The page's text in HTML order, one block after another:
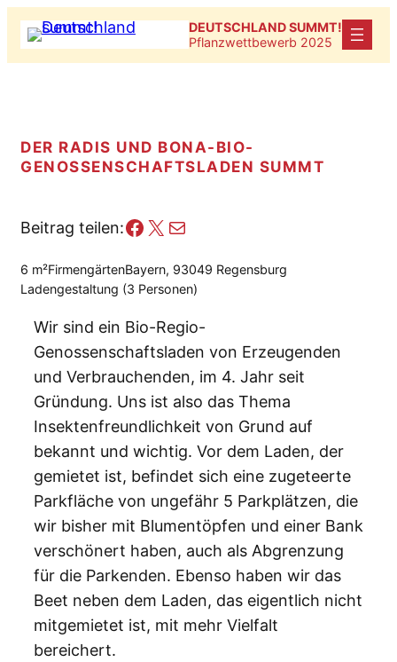
Zum
Inhalt
springen
DEUTSCHLAND SUMMT!
Pflanzwettbewerb 2025
DER RADIS UND BONA-BIO-
GENOSSENSCHAFTSLADEN SUMMT
Beitrag teilen:Facebook
X E-Mail
6 m²FirmengärtenBayern, 93049 Regensburg
Ladengestaltung (3 Personen)
Wir sind ein Bio-Regio-
Genossenschaftsladen von Erzeugenden
und Verbrauchenden, im 4. Jahr seit
Gründung. Uns ist also das Thema
Insektenfreundlichkeit von Grund auf
bekannt und wichtig. Vor dem Laden, der
gemietet ist, befindet sich eine zugeteerte
Parkfläche von ungefähr 5 Parkplätzen, die
wir bisher mit Blumentöpfen und einer Bank
verschönert haben, auch als Abgrenzung
für die Parkenden. Ebenso haben wir das
Beet neben dem Laden, das eigentlich nicht
mitgemietet ist, mit mehr Vielfalt
bereichert.